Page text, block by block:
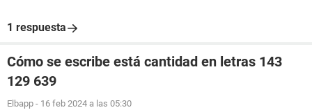
1 respuesta
Cómo se escribe está cantidad en letras 143
129 639
Elbapp - 16 feb 2024 a las 05:30